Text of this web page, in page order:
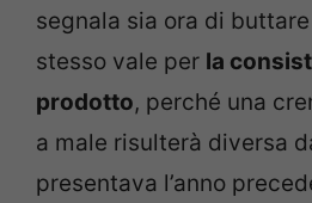
segnala sia ora di
stesso vale per la
prodotto, perché una
a male risulterà diversa
presentava l’anno